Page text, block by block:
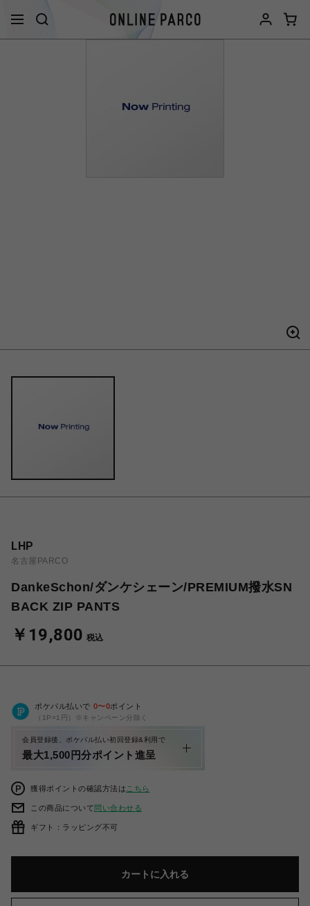
LHP
名古屋PARCO
DankeSchon/ダンケシェーン/PREMIUM撥水SN
BACK ZIP PANTS
￥19,800 税込
ポケパル払いで 0〜0ポイント
（1P=1円）※キャンペーン分除く
会員登録後、ポケパル払い初回登録&利用で
最大1,500円分ポイント進呈
獲得ポイントの確認方法は こちら
この商品について問い合わせる
ギフト：ラッピング不可
カートに入れる